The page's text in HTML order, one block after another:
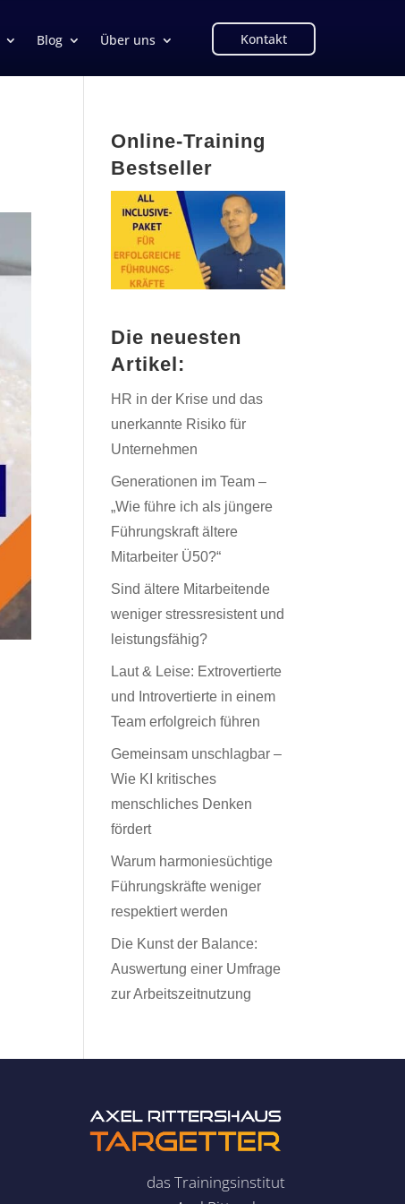
Blog Über uns Kontakt
Online-Training
Bestseller
Die neuesten
Artikel:
HR in der Krise und das
unerkannte Risiko für
Unternehmen
Generationen im Team –
„Wie führe ich als jüngere
Führungskraft ältere
Mitarbeiter Ü50?“
Sind ältere Mitarbeitende
weniger stressresistent und
leistungsfähig?
Laut & Leise: Extrovertierte
und Introvertierte in einem
Team erfolgreich führen
Gemeinsam unschlagbar –
Wie KI kritisches
menschliches Denken
fördert
Warum harmoniesüchtige
Führungskräfte weniger
respektiert werden
Die Kunst der Balance:
Auswertung einer Umfrage
zur Arbeitszeitnutzung
das Trainingsinstitut